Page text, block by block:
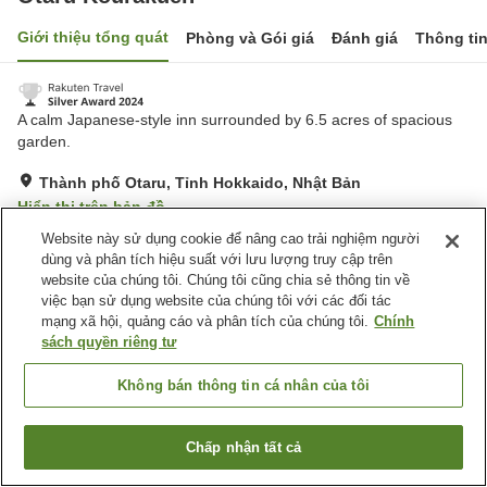
Giới thiệu tổng quát Phòng và Gói giá Đánh giá Thông
A calm Japanese-style inn surrounded by 6.5 acres of spacious
garden.
Thành phố Otaru, Tỉnh Hokkaido, Nhật Bản
Hiển thị trên bản đồ
Xuất sắc Đánh giá:86lượt
Tiện nghi chỗ nghỉ
Bãi đỗ xe
Trang chủ Nhật Bản Tỉnh Hokkaido
Thành phố Otaru
Tìm phòng trống
Website này sử dụng cookie để nâng cao trải nghiệm người
dùng và phân tích hiệu suất với lưu lượng truy cập trên
website của chúng tôi. Chúng tôi cũng chia sẻ thông tin về
việc bạn sử dụng website của chúng tôi với các đối tác
mạng xã hội, quảng cáo và phân tích của chúng tôi. Chính
sách quyền riêng tư
Không bán thông tin cá nhân của tôi
Chấp nhận tất cả